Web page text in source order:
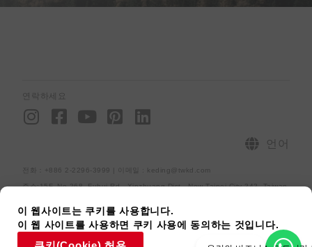
전화：+886 2-2296-3999 | 이메일 : keding@twkd.com
주소:15F.,No.268, Fuhui Rd., Xinzhuang Dist., New Taipei City 242, Taiwan
사이트맵개인정보처리방침[raiseup_copyright]
연락하세요
I
n
r
a
F
a
b
o
k
Y
o
u
e
P
i
e
e
s
L
i
e
i
n
언어
이 웹사이트는 쿠키를 사용합니다.
이 웹 사이트를 사용하면 쿠키 사용에 동의하는 것입니다.